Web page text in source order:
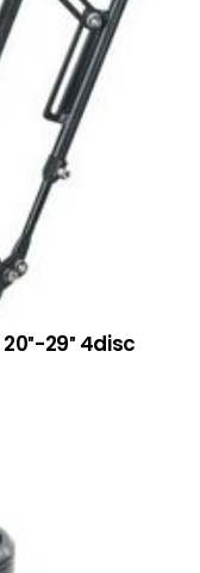
29″ 4disc